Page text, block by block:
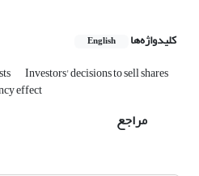
کلیدواژه‌ها English
Investors' decisions to sell shares
effect
مراجع